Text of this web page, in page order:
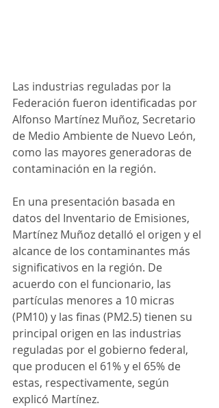
Las industrias reguladas por la
Federación fueron identificadas por
Alfonso Martínez Muñoz, Secretario
de Medio Ambiente de Nuevo León,
como las mayores generadoras de
contaminación en la región.
En una presentación basada en
datos del Inventario de Emisiones,
Martínez Muñoz detalló el origen y el
alcance de los contaminantes más
significativos en la región. De
acuerdo con el funcionario, las
partículas menores a 10 micras
(PM10) y las finas (PM2.5) tienen su
principal origen en las industrias
reguladas por el gobierno federal,
que producen el 61% y el 65% de
estas, respectivamente, según
explicó Martínez.